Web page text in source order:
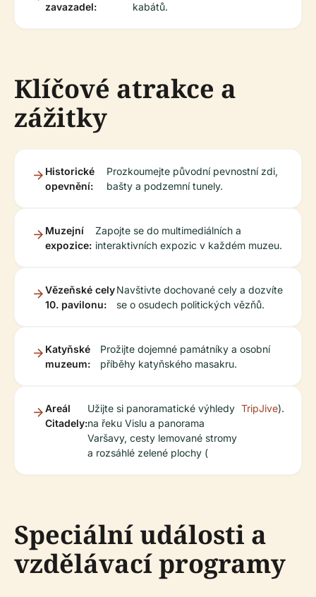
zavazadel:
kabátů.
Klíčové atrakce a
zážitky
Historické
opevnění:
Prozkoumejte původní pevnostní zdi,
bašty a podzemní tunely.
Muzejní
expozice:
Zapojte se do multimediálních a
interaktivních expozic v každém muzeu.
Vězeňské cely
10. pavilonu:
Navštivte dochované cely a dozvíte
se o osudech politických vězňů.
Katyňské
muzeum:
Prožijte dojemné památníky a osobní
příběhy katyňského masakru.
Areál
Citadely:
Užijte si panoramatické výhledy
na řeku Vislu a panorama
Varšavy, cesty lemované stromy
a rozsáhlé zelené plochy (
TripJive).
Speciální události a
vzdělávací programy